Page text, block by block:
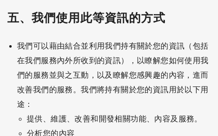
五、我們使用此等資訊的方式
我們可以藉由結合並利用我們持有關於您的資訊（包括
在我們服務內外所收到的資訊），以瞭解您如何使用我
們的服務並與之互動，以及瞭解您感興趣的內容，進而
改善我們的服務。我們將持有關於您的資訊用於以下用
途：
提供、維護、改善和開發相關功能、內容及服務。
分析您的內容